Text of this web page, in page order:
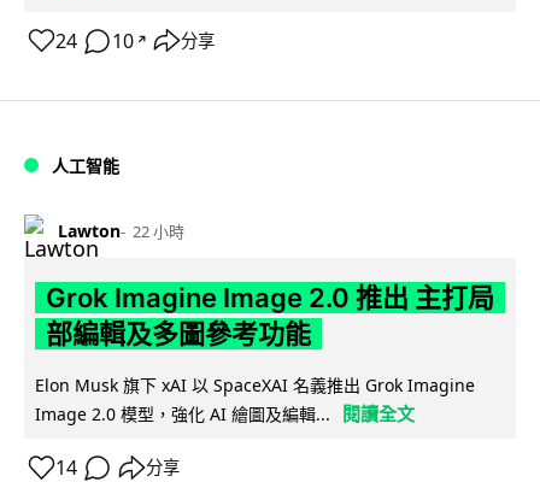
24 10 ↗ 分享
人工智能
Lawton 22 小時
Grok Imagine Image 2.0 推出 主打局
部編輯及多圖參考功能
Elon Musk 旗下 xAI 以 SpaceXAI 名義推出 Grok Imagine
Image 2.0 模型，強化 AI 繪圖及編輯...
閱讀全文
14 分享